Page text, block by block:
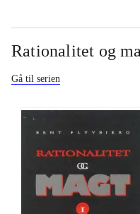
Rationalitet og
Gå til serien